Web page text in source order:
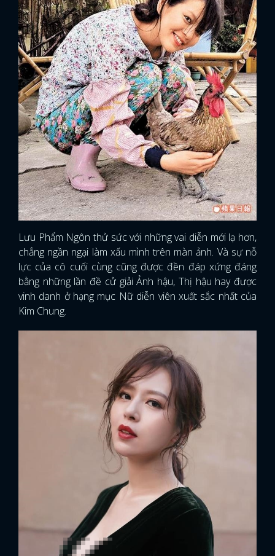
Lưu Phẩm Ngôn thử sức với những vai diễn mới lạ hơn,
chẳng ngần ngại làm xấu mình trên màn ảnh. Và sự nỗ
lực của cô cuối cùng cũng được đền đáp xứng đáng
bằng những lần đề cử giải Ảnh hậu, Thị hậu hay được
vinh danh ở hạng mục Nữ diễn viên xuất sắc nhất của
Kim Chung.